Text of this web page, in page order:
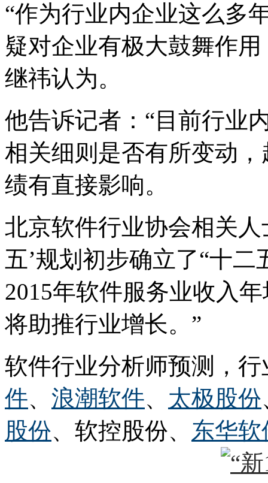
“作为行业内企业这么多
疑对企业有极大鼓舞作
继祎认为。
他告诉记者：“目前行业
相关细则是否有所变动
绩有直接影响。
北京软件行业协会相关
五’规划初步确立了“十
2015年软件服务业收入
将助推行业增长。”
软件行业分析师预测，
件、 浪潮软件、 太极股份
股份、软控股份、 东华软